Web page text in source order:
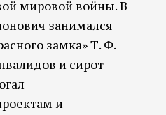
мировой войны. В
занимался
замка» Т. Ф.
и сирот
и